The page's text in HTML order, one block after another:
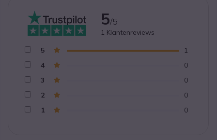
5/5
1 Klantenreviews
5
1
4
0
3
0
2
0
1
0